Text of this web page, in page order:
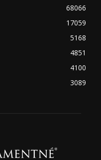
68066
17059
5168
4851
4100
3089